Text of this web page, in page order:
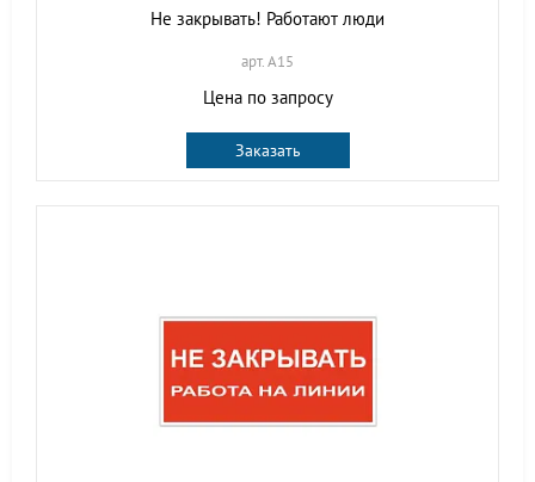
Не закрывать! Работают люди
арт. A15
Цена по запросу
Заказать